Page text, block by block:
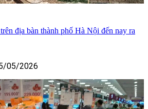
địa bàn thành phố Hà Nội đến nay ra
05/2026